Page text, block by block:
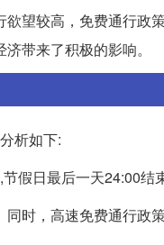
望较高，免费通行政
带来了积极的影响。
析如下:
假日最后一天24:00结束
时，高速免费通行政